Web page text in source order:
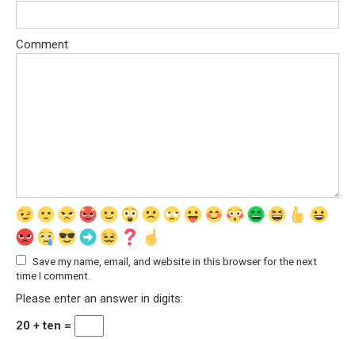
Comment
Save my name, email, and website in this browser for the next
time I comment.
Please enter an answer in digits:
20 + ten =